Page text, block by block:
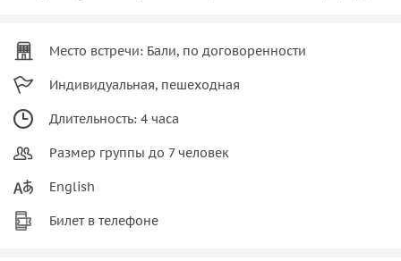
Место встречи: Бали, по договоренности
Индивидуальная, пешеходная
Длительность: 4 часа
Размер группы до 7 человек
English
Билет в телефоне